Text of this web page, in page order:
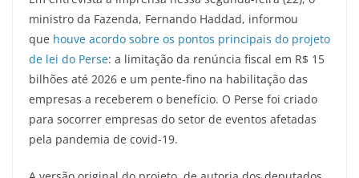
ministro da Fazenda, Fernando Haddad, informou
que houve acordo sobre os pontos principais do projeto
de lei do Perse: a limitação da renúncia fiscal em R$ 15
bilhões até 2026 e um pente-fino na habilitação das
empresas a receberem o benefício. O Perse foi criado
para socorrer empresas do setor de eventos afetadas
pela pandemia de covid-19.